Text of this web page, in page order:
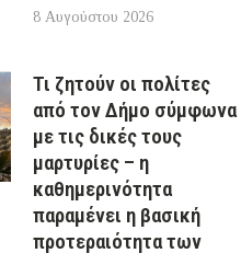
8 Αυγούστου 2026
Τι ζητούν οι πολίτες
από τον Δήμο σύμφωνα
με τις δικές τους
μαρτυρίες – η
καθημερινότητα
παραμένει η βασική
προτεραιότητα των